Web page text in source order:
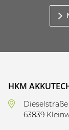
HKM
63839